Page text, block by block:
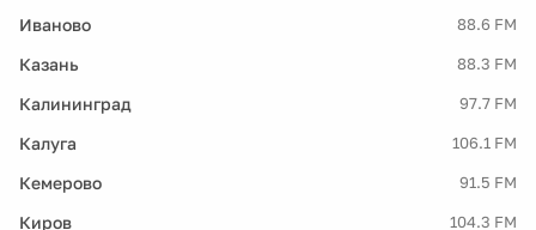
Иваново 88.6 FM
Казань 88.3 FM
Калининград 97.7 FM
Калуга 106.1 FM
Кемерово 91.5 FM
Киров 104.3 FM